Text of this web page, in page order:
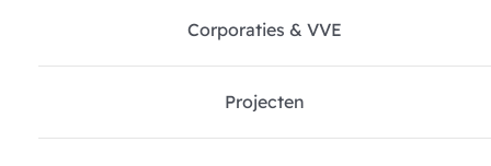
Corporaties & VVE
Projecten